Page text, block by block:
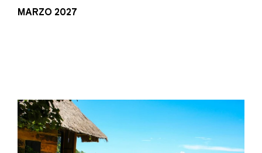
MARZO 2027